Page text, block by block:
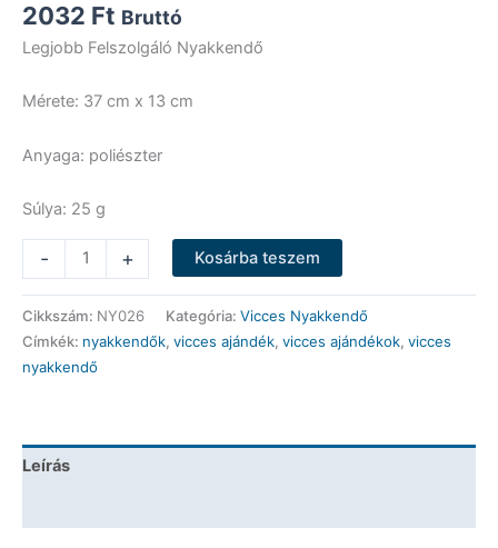
2032 Ft Bruttó
Legjobb Felszolgáló Nyakkendő
Mérete: 37 cm x 13 cm
Anyaga: poliészter
Súlya: 25 g
-
Nyakkendő
-
Legjobb
felszolgáló
-
mennyiség
+ Kosárba teszem
Cikkszám: NY026 Kategória: Vicces Nyakkendő
Címkék: nyakkendők, vicces ajándék, vicces ajándékok, vicces
nyakkendő
Leírás